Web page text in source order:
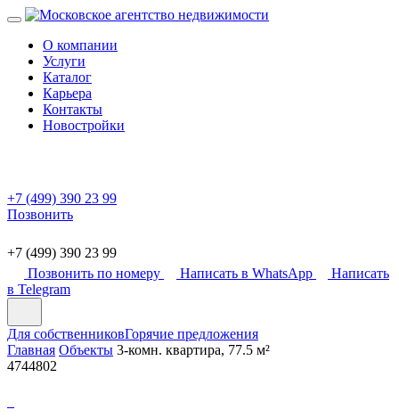
О компании
Услуги
Каталог
Карьера
Контакты
Новостройки
+7 (499) 390 23 99
Позвонить
+7 (499) 390 23 99
Позвонить по номеру
Написать в WhatsApp
Написать
в Telegram
Для собственниковГорячие предложения
Главная Объекты 3-комн. квартира, 77.5 м²
4744802